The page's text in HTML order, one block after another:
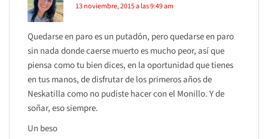
13 noviembre, 2015 a las 9:49 am
Quedarse en paro es un putadón, pero quedarse en paro
sin nada donde caerse muerto es mucho peor, así que
piensa como tu bien dices, en la oportunidad que tienes
en tus manos, de disfrutar de los primeros años de
Neskatilla como no pudiste hacer con el Monillo. Y de
soñar, eso siempre.
Un beso